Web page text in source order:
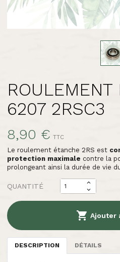
ROULEMENT
6207 2RSC3
8,90 € TTC
Le roulement étanche 2RS est
protection maximale contre la
prolongeant ainsi la durée de vie
QUANTITÉ
 Ajouter
DESCRIPTION DÉTAILS